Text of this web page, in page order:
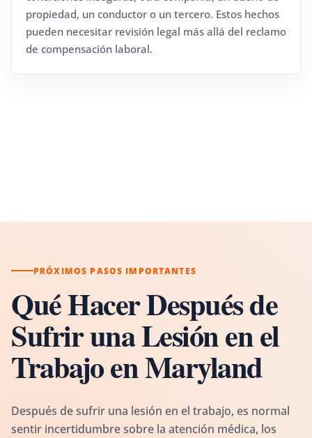
propiedad, un conductor o un tercero. Estos hechos
pueden necesitar revisión legal más allá del reclamo
de compensación laboral.
PRÓXIMOS PASOS IMPORTANTES
Qué Hacer Después de
Sufrir una Lesión en el
Trabajo en Maryland
Después de sufrir una lesión en el trabajo, es normal
sentir incertidumbre sobre la atención médica, los